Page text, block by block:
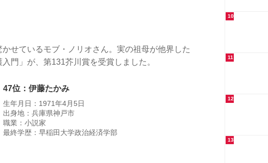
せているモブ・ノリオさん。実の祖母が他界した
門」が、第131芥川賞を受賞しました。
47位：伊藤たかみ
生年月日：1971年4月5日
出身地：兵庫県神戸市
職業：小説家
最終学歴：早稲田大学政治経済学部
10
11
12
13